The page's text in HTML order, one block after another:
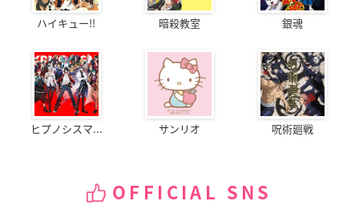
ハイキュー!! 暗殺教室 銀魂
ヒプノシスマ... サンリオ 呪術廻戦
OFFICIAL SNS